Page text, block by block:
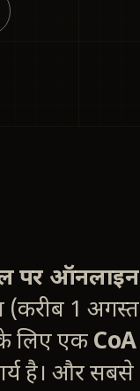
पर ऑनलाइन
(करीब 1 अगस्त
लिए एक CoA
है। और सबसे